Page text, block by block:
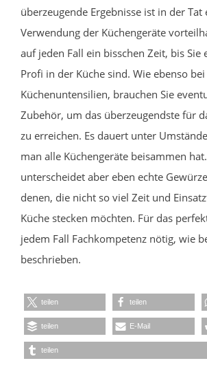
überzeugende Ergebnisse ist in der Tat
Verwendung der Küchengeräte
auf jeden Fall ein bisschen Zeit, bis Sie
Profi in der Küche sind. Wie ebenso
Küchenuntensilien, brauchen Sie
Zubehör, um das überzeugendste für
zu erreichen. Es dauert unter
man alle Küchengeräte beisammen
unterscheidet aber eben echte
denen, die nicht so viel Zeit und
Küche stecken möchten. Für das
jedem Fall Fachkompetenz nötig, wie
beschrieben.
teilen teilen
teilen E-Mail
teilen